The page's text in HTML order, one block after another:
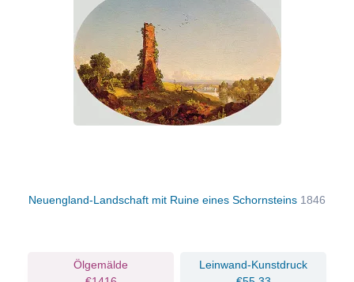
Neuengland-Landschaft mit Ruine eines Schornsteins 1846
Ölgemälde
Leinwand-Kunstdruck